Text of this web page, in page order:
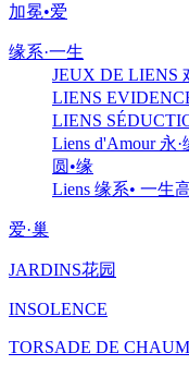
加冕•爱
缘系·一生
JEUX DE LIENS
LIENS
LIENS
Liens d'Amour 永·
圆•缘
Liens 缘系• 一生
爱·巢
JARDINS花园
INSOLENCE
TORSADE DE